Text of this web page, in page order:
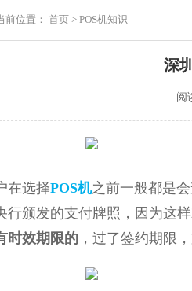
前位置： 首页 > POS机知识
深
阅
在选择POS机之前一般都是
行颁发的支付牌照，因为这
时效期限的 ，过了签约期限